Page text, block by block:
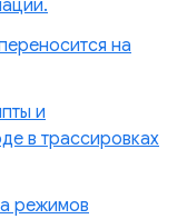
на
и
в трассировках
режимов